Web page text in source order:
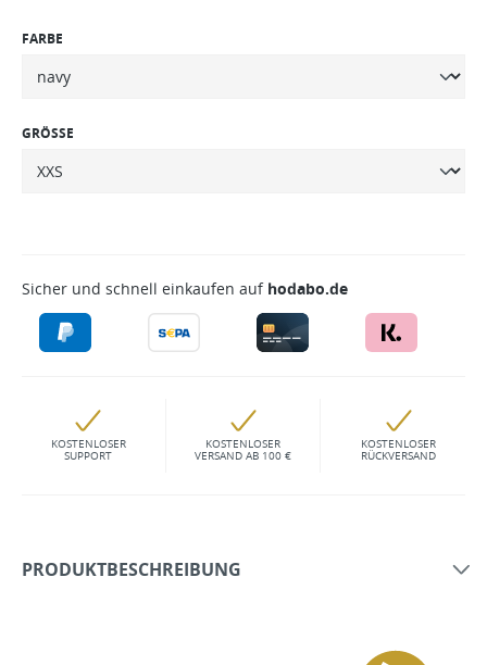
FARBE
GRÖSSE
Sicher und schnell einkaufen auf hodabo.de
KOSTENLOSER
SUPPORT
KOSTENLOSER
VERSAND AB 100 €
KOSTENLOSER
RÜCKVERSAND
PRODUKTBESCHREIBUNG